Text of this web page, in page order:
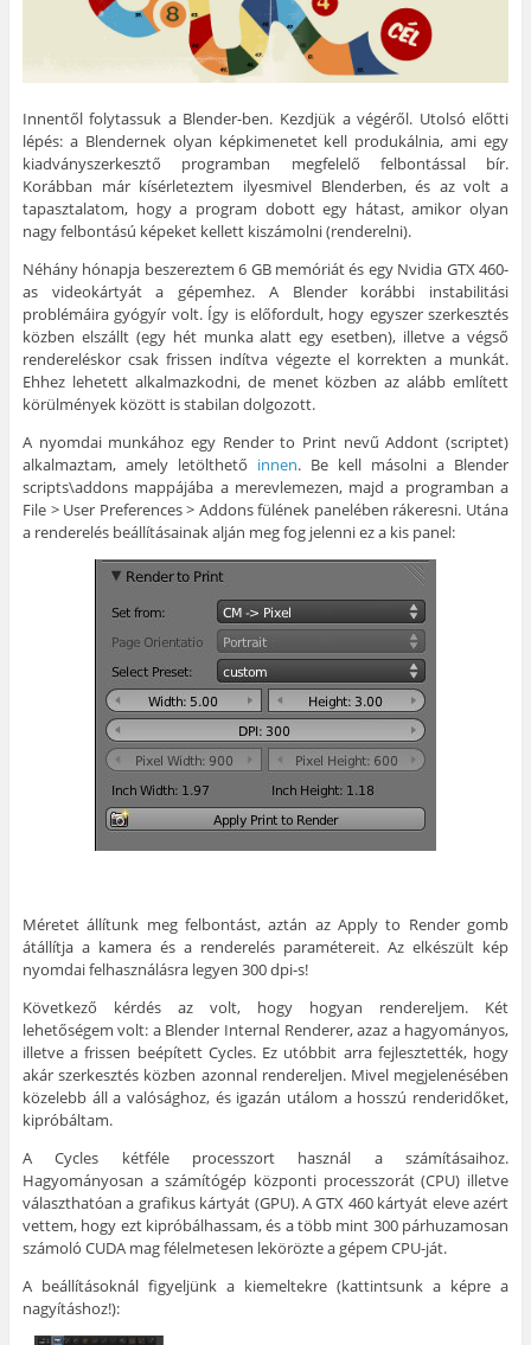
Innentől folytassuk a Blender-ben. Kezdjük a végéről. Utolsó előtti
lépés: a Blendernek olyan képkimenetet kell produkálnia, ami egy
kiadványszerkesztő programban megfelelő felbontással bír.
Korábban már kísérleteztem ilyesmivel Blenderben, és az volt a
tapasztalatom, hogy a program dobott egy hátast, amikor olyan
nagy felbontású képeket kellett kiszámolni (renderelni).
Néhány hónapja beszereztem 6 GB memóriát és egy Nvidia GTX 460-
as videokártyát a gépemhez. A Blender korábbi instabilitási
problémáira gyógyír volt. Így is előfordult, hogy egyszer szerkesztés
közben elszállt (egy hét munka alatt egy esetben), illetve a végső
rendereléskor csak frissen indítva végezte el korrekten a munkát.
Ehhez lehetett alkalmazkodni, de menet közben az alább említett
körülmények között is stabilan dolgozott.
A nyomdai munkához egy Render to Print nevű Addont (scriptet)
alkalmaztam, amely letölthető innen. Be kell másolni a Blender
scripts\addons mappájába a merevlemezen, majd a programban a
File > User Preferences > Addons fülének panelében rákeresni. Utána
a renderelés beállításainak alján meg fog jelenni ez a kis panel:
Méretet állítunk meg felbontást, aztán az Apply to Render gomb
átállítja a kamera és a renderelés paramétereit. Az elkészült kép
nyomdai felhasználásra legyen 300 dpi-s!
Következő kérdés az volt, hogy hogyan rendereljem. Két
lehetőségem volt: a Blender Internal Renderer, azaz a hagyományos,
illetve a frissen beépített Cycles. Ez utóbbit arra fejlesztették, hogy
akár szerkesztés közben azonnal rendereljen. Mivel megjelenésében
közelebb áll a valósághoz, és igazán utálom a hosszú renderidőket,
kipróbáltam.
A Cycles kétféle processzort használ a számításaihoz.
Hagyományosan a számítógép központi processzorát (CPU) illetve
választhatóan a grafikus kártyát (GPU). A GTX 460 kártyát eleve azért
vettem, hogy ezt kipróbálhassam, és a több mint 300 párhuzamosan
számoló CUDA mag félelmetesen lekörözte a gépem CPU-ját.
A beállításoknál figyeljünk a kiemeltekre (kattintsunk a képre a
nagyításhoz!):